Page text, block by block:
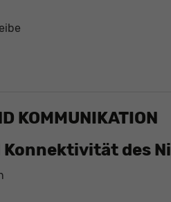
KOMMUNIKATION
des